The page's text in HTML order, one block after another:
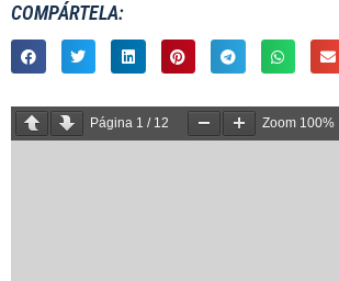
COMPÁRTELA:
Página 1 / 12 Zoom 100%